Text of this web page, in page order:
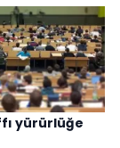
yürürlüğe